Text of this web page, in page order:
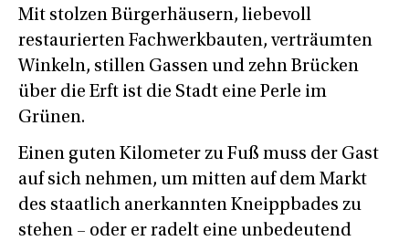
Mit stolzen Bürgerhäusern, liebevoll
restaurierten Fachwerkbauten, verträumten
Winkeln, stillen Gassen und zehn Brücken
über die Erft ist die Stadt eine Perle im
Grünen.
Einen guten Kilometer zu Fuß muss der Gast
auf sich nehmen, um mitten auf dem Markt
des staatlich anerkannten Kneippbades zu
stehen – oder er radelt eine unbedeutend